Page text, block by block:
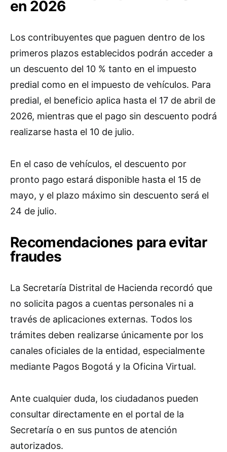
en 2026
Los contribuyentes que paguen dentro de los
primeros plazos establecidos podrán acceder a
un descuento del 10 % tanto en el impuesto
predial como en el impuesto de vehículos. Para
predial, el beneficio aplica hasta el 17 de abril de
2026, mientras que el pago sin descuento podrá
realizarse hasta el 10 de julio.
En el caso de vehículos, el descuento por
pronto pago estará disponible hasta el 15 de
mayo, y el plazo máximo sin descuento será el
24 de julio.
Recomendaciones para evitar
fraudes
La Secretaría Distrital de Hacienda recordó que
no solicita pagos a cuentas personales ni a
través de aplicaciones externas. Todos los
trámites deben realizarse únicamente por los
canales oficiales de la entidad, especialmente
mediante Pagos Bogotá y la Oficina Virtual.
Ante cualquier duda, los ciudadanos pueden
consultar directamente en el portal de la
Secretaría o en sus puntos de atención
autorizados.